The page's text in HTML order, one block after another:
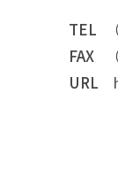
TEL
FAX
URL